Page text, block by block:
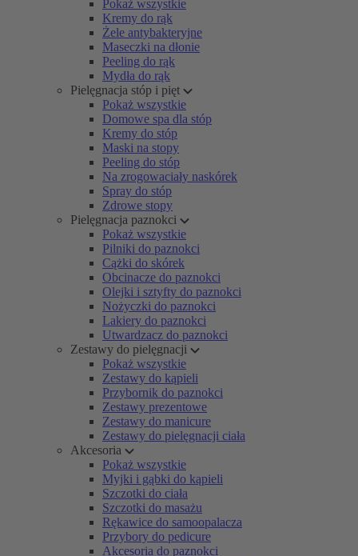
Pokaż wszystkie
Kremy do rąk
Żele antybakteryjne
Maseczki na dłonie
Peeling do rąk
Mydła do rąk
Pielęgnacja stóp i pięt
Pokaż wszystkie
Domowe spa dla stóp
Kremy do stóp
Maski na stopy
Peeling do stóp
Na zrogowaciały naskórek
Spray do stóp
Zdrowe stopy
Pielęgnacja paznokci
Pokaż wszystkie
Pilniki do paznokci
Cążki do skórek
Obcinacze do paznokci
Olejki i sztyfty do paznokci
Nożyczki do paznokci
Lakiery do paznokci
Utwardzacz do paznokci
Zestawy do pielęgnacji
Pokaż wszystkie
Zestawy do kąpieli
Przybornik do paznokci
Zestawy prezentowe
Zestawy do manicure
Zestawy do pielęgnacji ciała
Akcesoria
Pokaż wszystkie
Myjki i gąbki do kąpieli
Szczotki do ciała
Szczotki do masażu
Rękawice do samoopalacza
Przybory do pedicure
Akcesoria do paznokci